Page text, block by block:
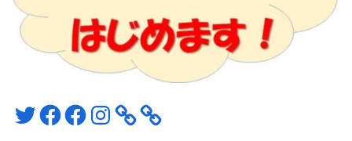
TwitterFacebookFacebookInstagram